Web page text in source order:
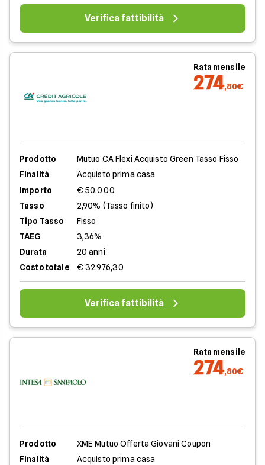
Verifica fattibilità
Rata mensile
274,80€
Prodotto
Mutuo CA Flexi Acquisto Green Tasso Fisso
Finalità
Acquisto prima casa
Importo
€ 50.000
Tasso
2,90% (Tasso finito)
Tipo Tasso
Fisso
TAEG
3,36%
Durata
20 anni
Costo totale
€ 32.976,30
Verifica fattibilità
Rata mensile
274,80€
Prodotto
XME Mutuo Offerta Giovani Coupon
Finalità
Acquisto prima casa